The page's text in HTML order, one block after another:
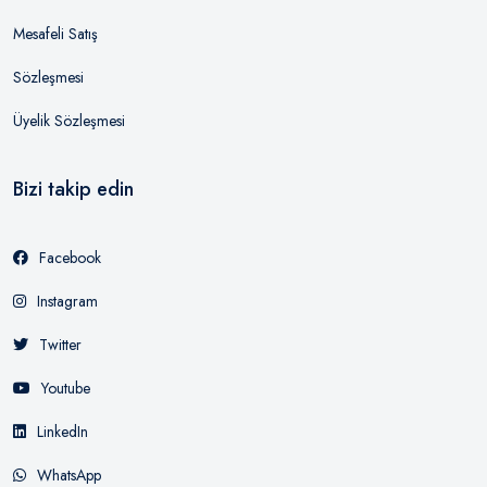
Mesafeli Satış
Sözleşmesi
Üyelik Sözleşmesi
Bizi takip edin
Facebook
Instagram
Twitter
Youtube
LinkedIn
WhatsApp